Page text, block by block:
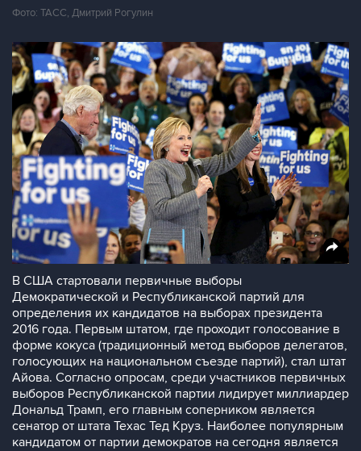
Фото: ТАСС, Дмитрий Рогулин
В США стартовали первичные выборы
Демократической и Республиканской партий для
определения их кандидатов на выборах президента
2016 года. Первым штатом, где проходит голосование в
форме кокуса (традиционный метод выборов делегатов,
голосующих на национальном съезде партий), стал штат
Айова. Согласно опросам, среди участников первичных
выборов Республиканской партии лидирует миллиардер
Дональд Трамп, его главным соперником является
сенатор от штата Техас Тед Круз. Наиболее популярным
кандидатом от партии демократов на сегодня является